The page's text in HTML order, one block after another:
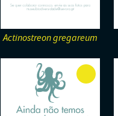
Actinostreon gregareum